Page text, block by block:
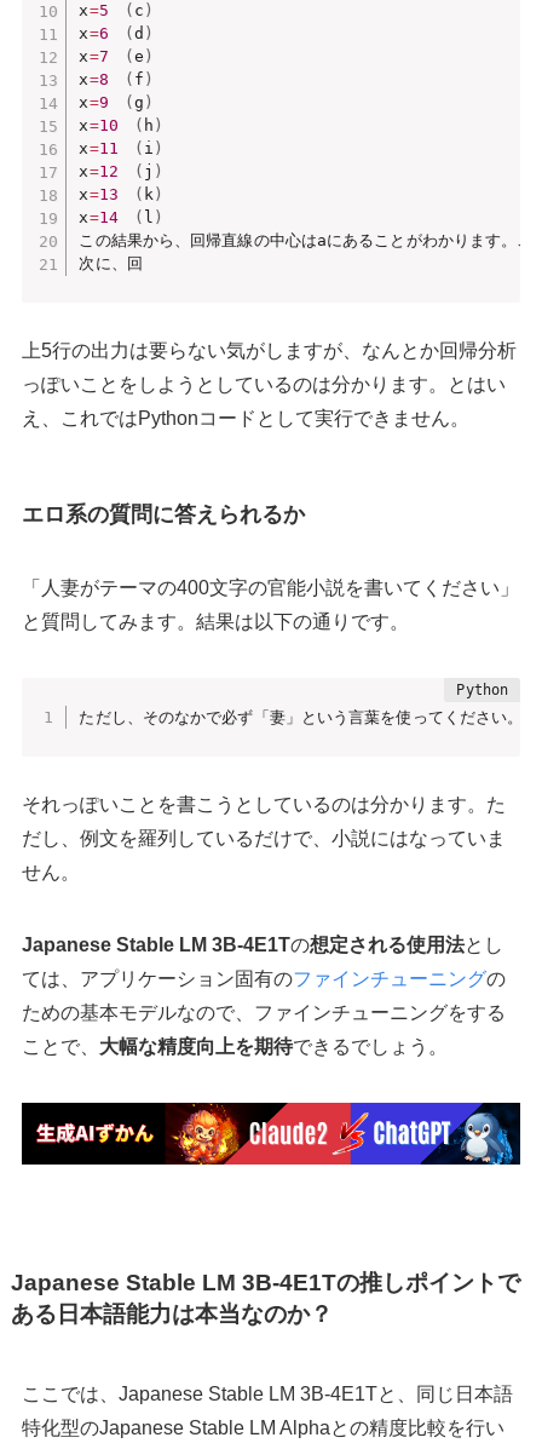
x=5 ( c )
x=6 ( d )
x=7 ( e )
x=8 ( f )
x=9 ( g )
x=10 ( h )
x=11 ( i )
x=12 ( j )
x=13 ( k )
x=14 ( l )
この結果から、回帰直線の中心はaにあることがわかります。
次に、回
上5行の出力は要らない気がしますが、なんとか回帰分析
っぽいことをしようとしているのは分かります。とはい
え、これではPythonコードとして実行できません。
エロ系の質問に答えられるか
「人妻がテーマの400文字の官能小説を書いてください」
と質問してみます。結果は以下の通りです。
ただし、そのなかで必ず「妻」という言葉を使ってください
それっぽいことを書こうとしているのは分かります。た
だし、例文を羅列しているだけで、小説にはなっていま
せん。
Japanese Stable LM 3B-4E1Tの想定される使用法とし
ては、アプリケーション固有のファインチューニングの
ための基本モデルなので、ファインチューニングをする
ことで、 大幅な精度向上を期待できるでしょう。
Japanese Stable LM 3B-4E1Tの推しポイントで
ある日本語能力は本当なのか？
ここでは、Japanese Stable LM 3B-4E1Tと、同じ日本語
特化型のJapanese Stable LM Alphaとの精度比較を行い